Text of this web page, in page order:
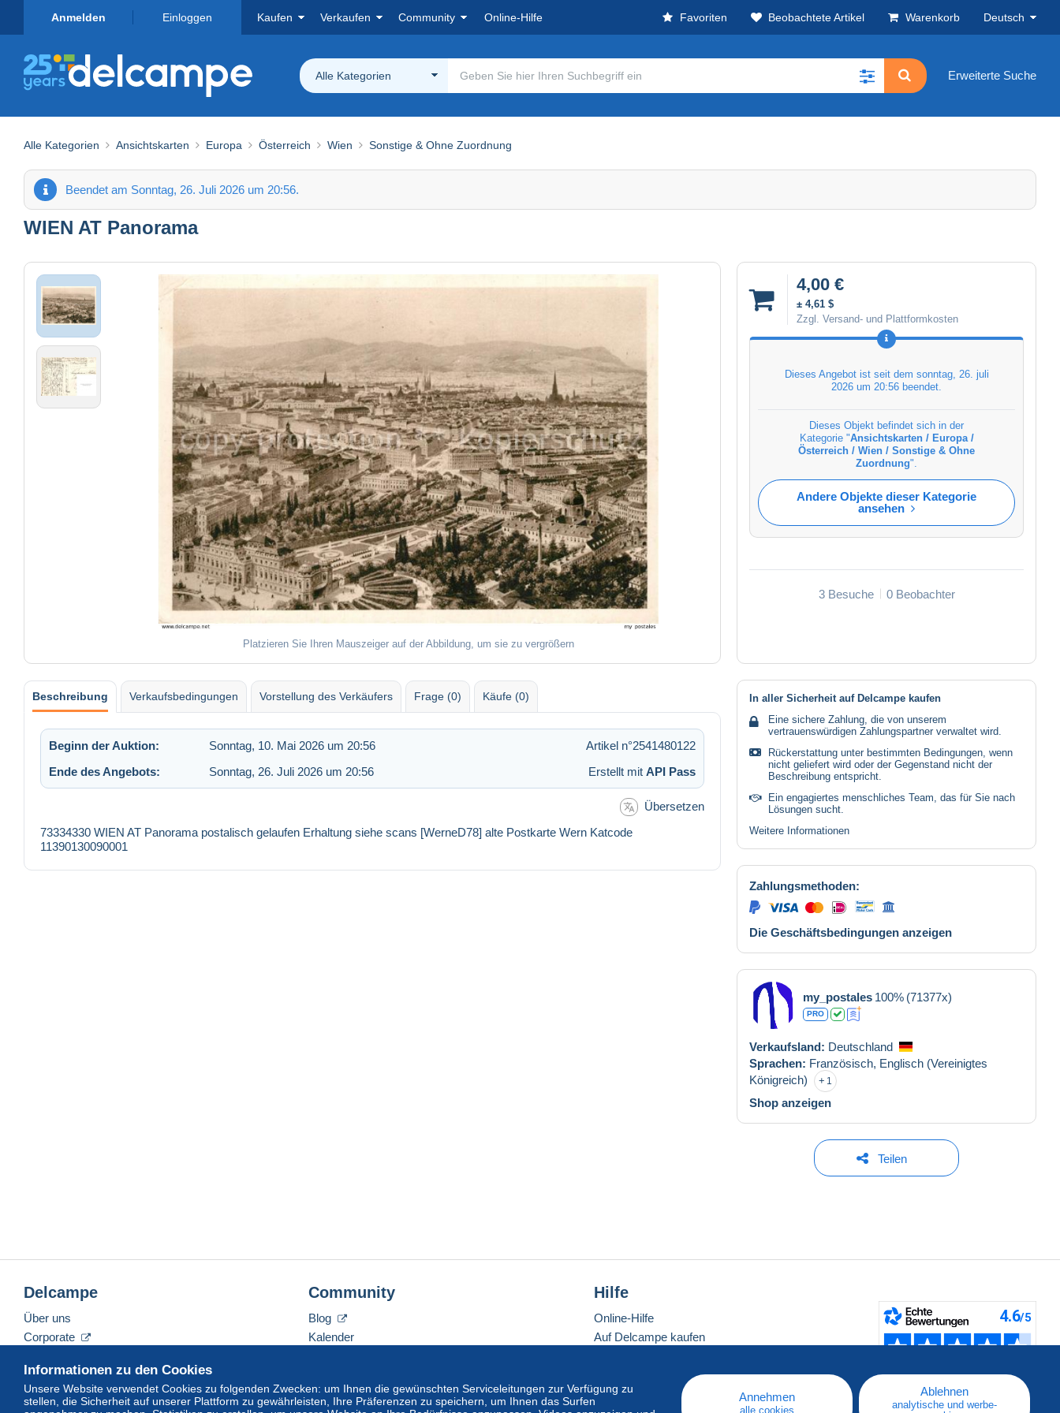
Anmelden Einloggen Kaufen Verkaufen Community Online-Hilfe Favoriten Beobachtete Artikel Warenkorb Deutsch
Alle Kategorien Erweiterte Suche
Alle Kategorien Ansichtskarten Europa Österreich Wien Sonstige & Ohne Zuordnung
Beendet am Sonntag, 26. Juli 2026 um 20:56.
WIEN AT Panorama
Platzieren Sie Ihren Mauszeiger auf der Abbildung, um sie zu vergrößern
4,00 €
± 4,61 $
Zzgl. Versand- und Plattformkosten
Dieses Angebot ist seit dem sonntag, 26. juli
2026 um 20:56 beendet.
Dieses Objekt befindet sich in der
Kategorie "Ansichtskarten / Europa /
Österreich / Wien / Sonstige & Ohne
Zuordnung".
Andere Objekte dieser Kategorie
ansehen
3 Besuche 0 Beobachter
Beschreibung Verkaufsbedingungen Vorstellung des Verkäufers Frage (0) Käufe (0)
Beginn der Auktion: Sonntag, 10. Mai 2026 um 20:56
Artikel n°2541480122
Ende des Angebots:
Sonntag, 26. Juli 2026 um 20:56 Erstellt mit API Pass
Übersetzen
73334330 WIEN AT Panorama postalisch gelaufen Erhaltung siehe scans [WerneD78] alte Postkarte Wern Katcode
11390130090001
In aller Sicherheit auf Delcampe kaufen
Eine sichere Zahlung, die von unserem
vertrauenswürdigen Zahlungspartner verwaltet wird.
Rückerstattung unter bestimmten Bedingungen, wenn
nicht geliefert wird oder der Gegenstand nicht der
Beschreibung entspricht.
Ein engagiertes menschliches Team, das für Sie nach
Lösungen sucht.
Weitere Informationen
Zahlungsmethoden:
Die Geschäftsbedingungen anzeigen
my_postales 100% (71377x)
PRO
Verkaufsland: Deutschland
Sprachen: Französisch, Englisch (Vereinigtes
Königreich)
1
Shop anzeigen
Teilen
Informationen zu den Cookies
Unsere Website verwendet Cookies zu folgenden Zwecken: um Ihnen die gewünschten Serviceleitungen zur Verfügung zu
stellen, die Sicherheit auf unserer Plattform zu gewährleisten, Ihre Präferenzen zu speichern, um Ihnen das Surfen
Annehmen
alle cookies
Ablehnen
analytische und werbe-
Delcampe
Über uns
Corporate
Nehmen Sie Kontakt mit uns auf
Community
Blog
Kalender
Hilfe
Online-Hilfe
Auf Delcampe kaufen
Eine sichere Website